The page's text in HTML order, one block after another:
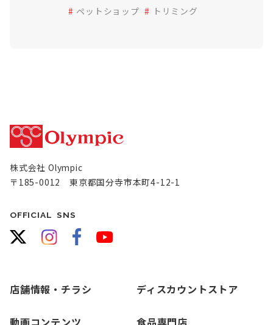
ペットショップ トリミング
株式会社 Olympic
〒185-0012 東京都国分寺市本町4-12-1
OFFICIAL SNS
店舗情報・チラシ ディスカウントストア